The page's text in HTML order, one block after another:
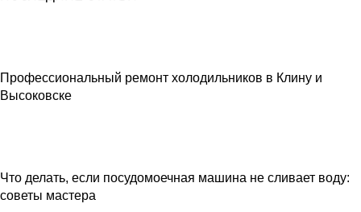
Профессиональный ремонт холодильников в Клину и
Высоковске
Что делать, если посудомоечная машина не сливает воду:
советы мастера